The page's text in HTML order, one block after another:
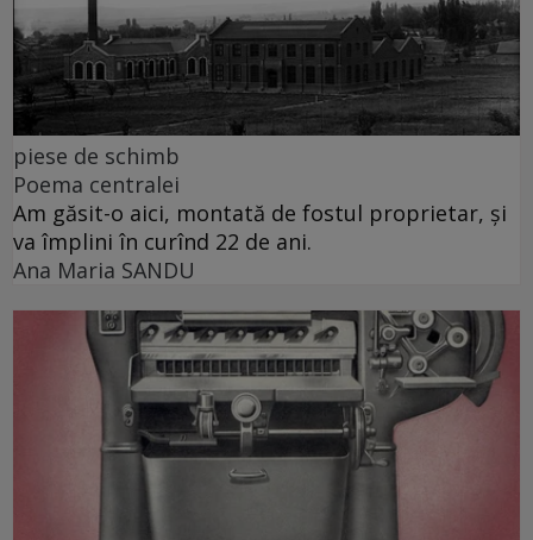
piese de schimb
Poema centralei
Am găsit-o aici, montată de fostul proprietar, și
va împlini în curînd 22 de ani.
Ana Maria SANDU